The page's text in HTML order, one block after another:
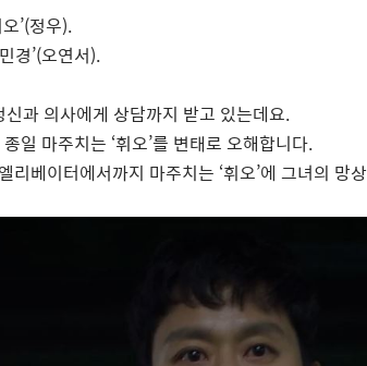
’(정우).
민경’(오연서).
신과 의사에게 상담까지 받고 있는데요.
일 마주치는 ‘휘오’를 변태로 오해합니다.
리베이터에서까지 마주치는 ‘휘오’에 그녀의 망